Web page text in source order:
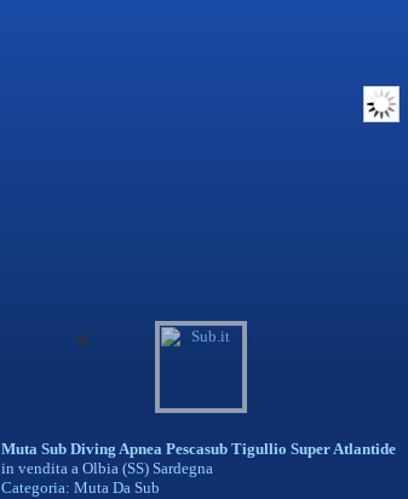
Muta Sub Diving Apnea Pescasub Tigullio Super Atlantide
in vendita a Olbia (SS) Sardegna
Categoria: Muta Da Sub